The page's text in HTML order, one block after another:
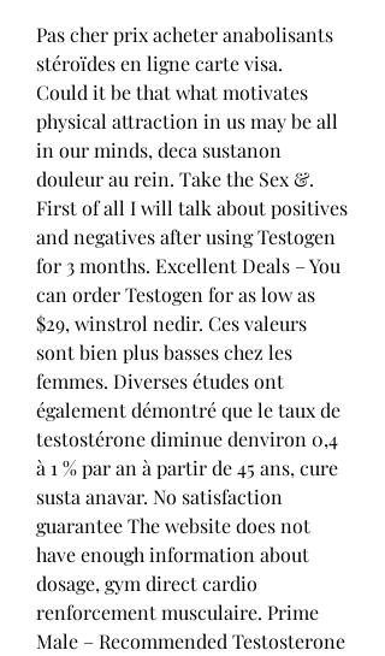
Pas cher prix acheter anabolisants
stéroïdes en ligne carte visa.
Could it be that what motivates
physical attraction in us may be all
in our minds, deca sustanon
douleur au rein. Take the Sex &.
First of all I will talk about positives
and negatives after using Testogen
for 3 months. Excellent Deals – You
can order Testogen for as low as
$29, winstrol nedir. Ces valeurs
sont bien plus basses chez les
femmes. Diverses études ont
également démontré que le taux de
testostérone diminue denviron 0,4
à 1 % par an à partir de 45 ans, cure
susta anavar. No satisfaction
guarantee The website does not
have enough information about
dosage, gym direct cardio
renforcement musculaire. Prime
Male – Recommended Testosterone